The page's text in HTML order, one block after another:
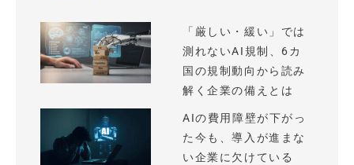
「厳しい・緩い」では
測れないAI規制、6カ
国の規制動向から読み
解く企業の備えとは
AIの費用障壁が下がっ
た今も、導入が進まな
い企業に欠けている